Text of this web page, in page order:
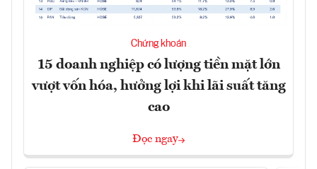
Chứng khoán
15 doanh nghiệp có lượng tiền mặt lớn
vượt vốn hóa, hưởng lợi khi lãi suất tăng
cao
Đọc ngay